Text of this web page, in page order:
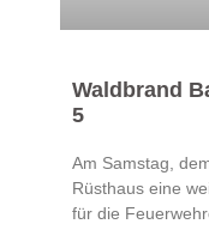
Waldbrand
5
Am Samstag,
Rüsthaus eine
für die